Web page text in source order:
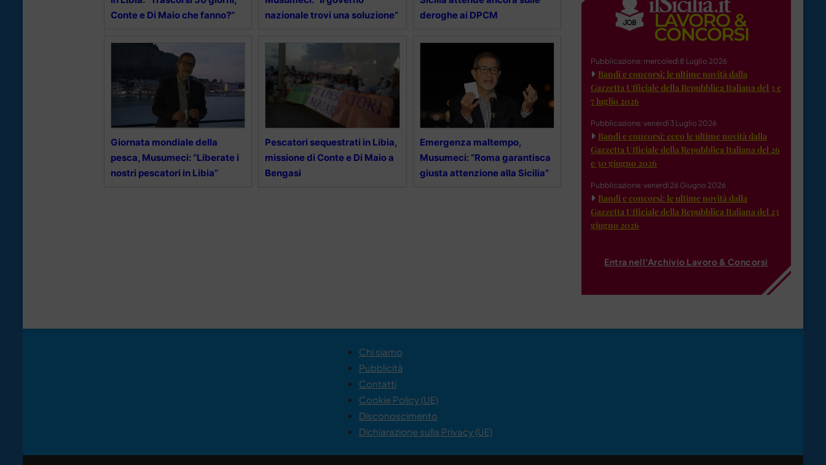
Conte e Di Maio che fanno?”
nazionale trovi una soluzione”
deroghe ai DPCM
Giornata mondiale della
pesca, Musumeci: “Liberate i
nostri pescatori in Libia”
Pescatori sequestrati in Libia,
missione di Conte e Di Maio a
Bengasi
Emergenza maltempo,
Musumeci: “Roma garantisca
giusta attenzione alla Sicilia”
Pubblicazione: mercoledì 8 Luglio 2026
Bandi e concorsi: le ultime novità dalla
Gazzetta Ufficiale della Repubblica Italiana del 3 e
7 luglio 2026
Pubblicazione: venerdì 3 Luglio 2026
Bandi e concorsi: ecco le ultime novità dalla
Gazzetta Ufficiale della Repubblica Italiana del 26
e 30 giugno 2026
Pubblicazione: venerdì 26 Giugno 2026
Bandi e concorsi: le ultime novità dalla
Gazzetta Ufficiale della Repubblica Italiana del 23
giugno 2026
Entra nell'Archivio Lavoro & Concorsi
Chi siamo
Pubblicità
Contatti
Cookie Policy (UE)
Disconoscimento
Dichiarazione sulla Privacy (UE)